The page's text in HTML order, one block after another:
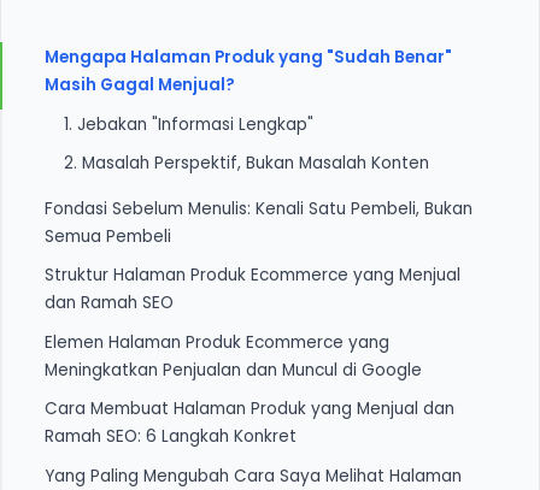
Mengapa Halaman Produk yang "Sudah Benar"
Masih Gagal Menjual?
1. Jebakan "Informasi Lengkap"
2. Masalah Perspektif, Bukan Masalah Konten
Fondasi Sebelum Menulis: Kenali Satu Pembeli, Bukan
Semua Pembeli
1. Cara Mendefinisikan "Satu Pembeli Spesifik" untuk
Halaman Produk
2. Menggunakan Ulasan dan Pertanyaan Pembeli
Sebagai Bahan Baku Deskripsi
Struktur Halaman Produk Ecommerce yang Menjual
dan Ramah SEO
1. Judul Produk: Keyword Plus Konteks Situasi
2. Paragraf Pembuka Deskripsi: Bicara ke Situasi,
Bukan ke Produk
3. Blok Manfaat vs. Blok Spesifikasi: Urutan yang
Menentukan
Elemen Halaman Produk Ecommerce yang
Meningkatkan Penjualan dan Muncul di Google
Cara Membuat Halaman Produk yang Menjual dan
Ramah SEO: 6 Langkah Konkret
1. Tentukan Satu Profil Pembeli Spesifik Sebelum
Yang Paling Mengubah Cara Saya Melihat Halaman